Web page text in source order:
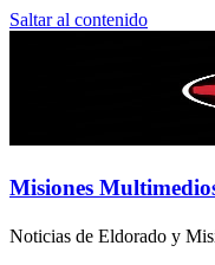
Saltar al contenido
Misiones
Noticias de Eldorado y